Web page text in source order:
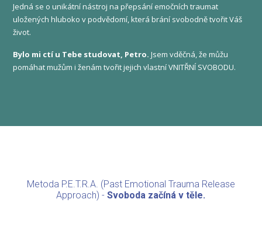
Jedná se o unikátní nástroj na přepsání emočních traumat
uložených hluboko v podvědomí, která brání svobodně tvořit Váš
život.
Bylo mi ctí u Tebe studovat, Petro. Jsem vděčná, že můžu
pomáhat mužům i ženám tvořit jejich vlastní VNITŘNÍ SVOBODU.
Metoda P.E.T.R.A. (Past Emotional Trauma Release
Approach) -Svoboda začíná v těle.